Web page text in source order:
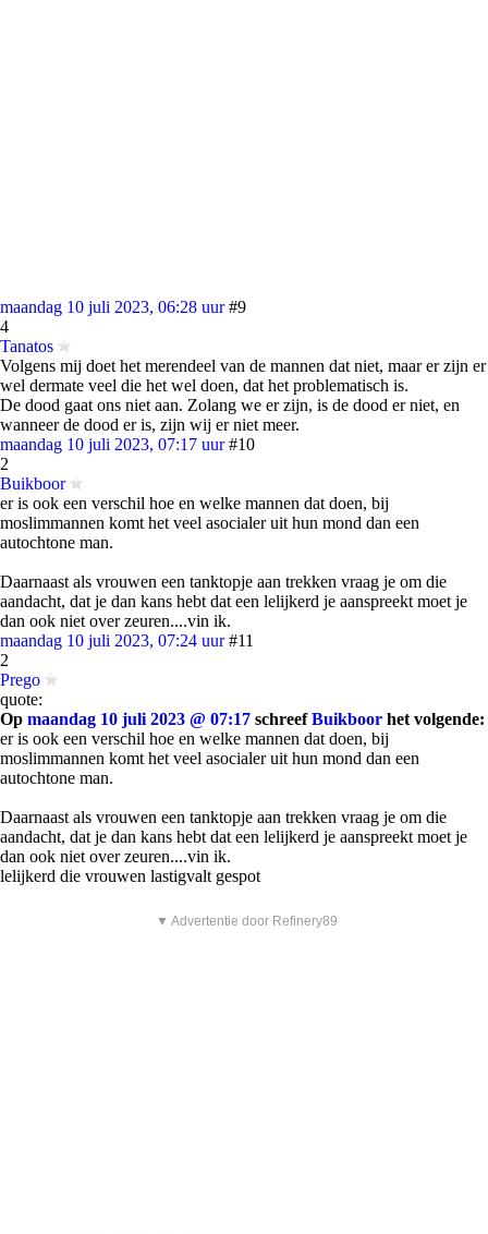
maandag 10 juli 2023, 06:28 uur #9
4
Tanatos
Volgens mij doet het merendeel van de mannen dat niet, maar er zijn er
wel dermate veel die het wel doen, dat het problematisch is.
De dood gaat ons niet aan. Zolang we er zijn, is de dood er niet, en
wanneer de dood er is, zijn wij er niet meer.
maandag 10 juli 2023, 07:17 uur #10
2
Buikboor
er is ook een verschil hoe en welke mannen dat doen, bij
moslimmannen komt het veel asocialer uit hun mond dan een
autochtone man.
Daarnaast als vrouwen een tanktopje aan trekken vraag je om die
aandacht, dat je dan kans hebt dat een lelijkerd je aanspreekt moet je
dan ook niet over zeuren....vin ik.
maandag 10 juli 2023, 07:24 uur #11
2
Prego
quote:
Op maandag 10 juli 2023 @ 07:17 schreefBuikboor het volgende:
er is ook een verschil hoe en welke mannen dat doen, bij
moslimmannen komt het veel asocialer uit hun mond dan een
autochtone man.
Daarnaast als vrouwen een tanktopje aan trekken vraag je om die
aandacht, dat je dan kans hebt dat een lelijkerd je aanspreekt moet je
dan ook niet over zeuren....vin ik.
lelijkerd die vrouwen lastigvalt gespot
▼ Advertentie door Refinery89